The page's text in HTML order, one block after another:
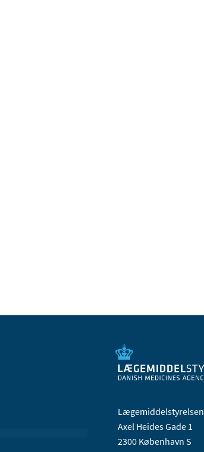
Lægemiddelstyrelsen
Axel Heides Gade 1
2300 København S